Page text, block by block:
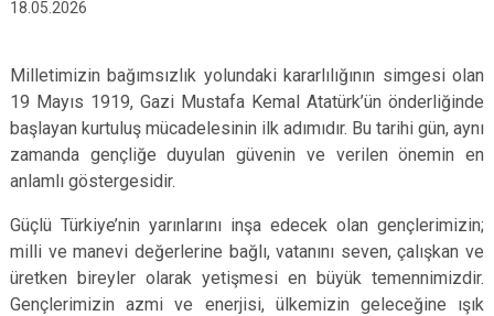
Kemalpaşa
18.05.2026
Milletimizin bağımsızlık yolundaki kararlılığının simgesi olan
19 Mayıs 1919, Gazi Mustafa Kemal Atatürk’ün önderliğinde
başlayan kurtuluş mücadelesinin ilk adımıdır. Bu tarihi gün, aynı
zamanda gençliğe duyulan güvenin ve verilen önemin en
anlamlı göstergesidir.
Güçlü Türkiye’nin yarınlarını inşa edecek olan gençlerimizin;
milli ve manevi değerlerine bağlı, vatanını seven, çalışkan ve
üretken bireyler olarak yetişmesi en büyük temennimizdir.
Gençlerimizin azmi ve enerjisi, ülkemizin geleceğine ışık